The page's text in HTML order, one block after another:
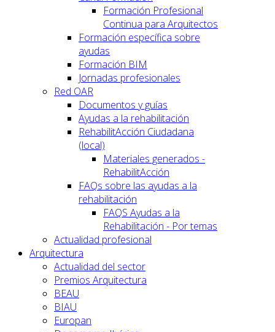
Formación Profesional
Continua para Arquitectos
Formación específica sobre
ayudas
Formación BIM
Jornadas profesionales
Red OAR
Documentos y guías
Ayudas a la rehabilitación
RehabilitAcción Ciudadana
(local)
Materiales generados -
RehabilitAcción
FAQs sobre las ayudas a la
rehabilitación
FAQS Ayudas a la
Rehabilitación - Por temas
Actualidad profesional
Arquitectura
Actualidad del sector
Premios Arquitectura
BEAU
BIAU
Europan